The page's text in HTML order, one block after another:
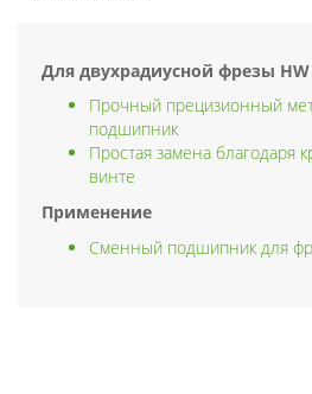
Для двухрадиусной фрезы HW
Прочный прецизионный
подшипник
Простая замена благодаря
винте
Применение
Сменный подшипник для